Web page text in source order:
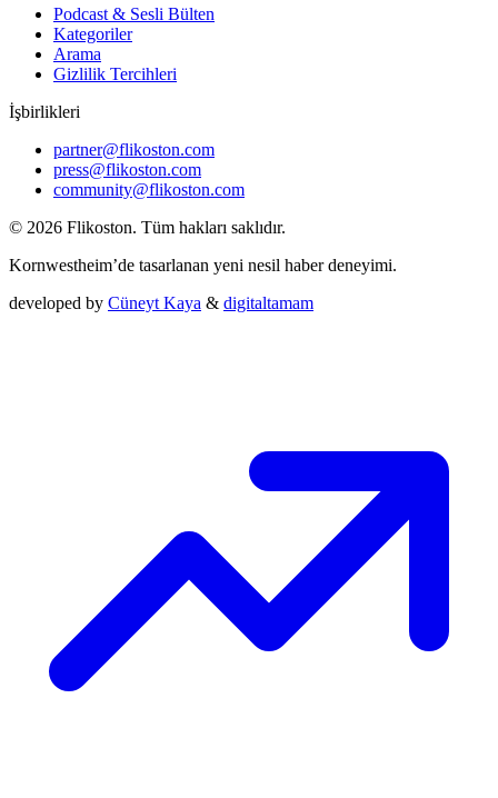
Podcast & Sesli Bülten
Kategoriler
Arama
Gizlilik Tercihleri
İşbirlikleri
partner@flikoston.com
press@flikoston.com
community@flikoston.com
© 2026 Flikoston. Tüm hakları saklıdır.
Kornwestheim’de tasarlanan yeni nesil haber deneyimi.
developed by Cüneyt Kaya & digitaltamam